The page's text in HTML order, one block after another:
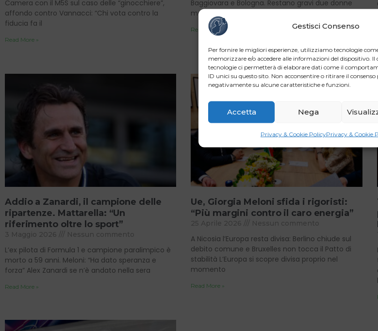
Gestisci Consenso
Per fornire le migliori esperienze, utilizziamo tecnologie
memorizzare e/o accedere alle informazioni del dispositivo. Il
tecnologie ci permetterà di elaborare dati come il
ID unici su questo sito. Non acconsentire o ritirare il
negativamente su alcune caratteristiche e funzioni.
Accetta Nega
Privacy & Cookie PolicyPrivacy & Cookie
Camera con il M5S sul caso delle “ginocchiere”,
affondo contro Vannacci: “Chi vota contro la
fiducia fa il
Read More »
Baggiovara e Bologna. Restano gravi due donne
mentre le indagini escludono al momento la pista
Read More »
Addio a Zanardi, il campione delle
ripartenze. Mattarella: “Un
riferimento oltre lo sport”
3 Maggio 2026 Nessun commento
L’ex pilota di Formula 1 e campione paralimpico è
morto a 59 anni. Meloni: “Ha dato speranza e
forza” Alex Zanardi se n’è andato nella sera
Read More »
Ue, Giorgia Meloni sfida i rigoristi:
“Più margini contro il caro energia”
25 Aprile 2026 Nessun commento
A Nicosia l’Europa resta divisa: Berlino chiude sul
debito comune e Bruxelles non tocca il Patto di
stabilità L’Europa si scopre divisa proprio nel
momento
Read More »